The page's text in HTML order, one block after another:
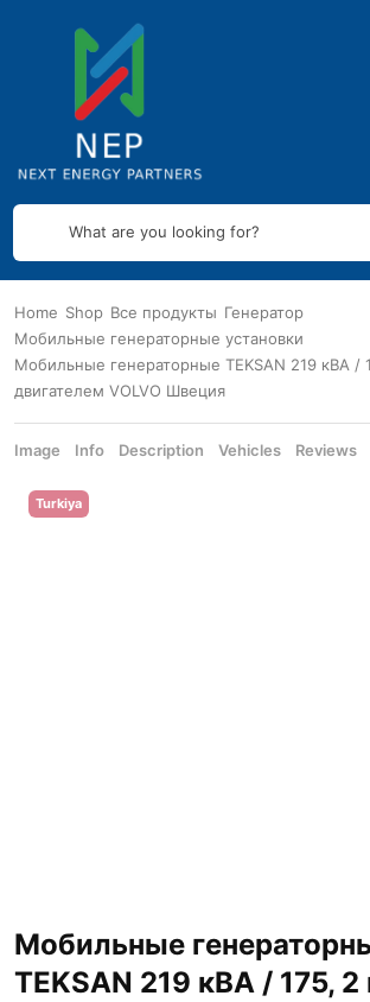
What are you looking for?
Home Shop Все продукты Генератор
Мобильные генераторные установки
Мобильные генераторные TEKSAN 219 кВА /
двигателем VOLVO Швеция
Image Info Description Vehicles Reviews
Turkiya
Мобильные
TEKSAN 219 кВА / 175, 2